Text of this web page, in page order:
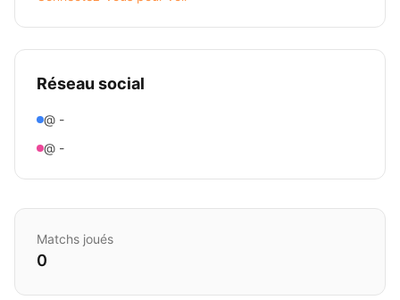
Réseau social
@ -
@ -
Matchs joués
0